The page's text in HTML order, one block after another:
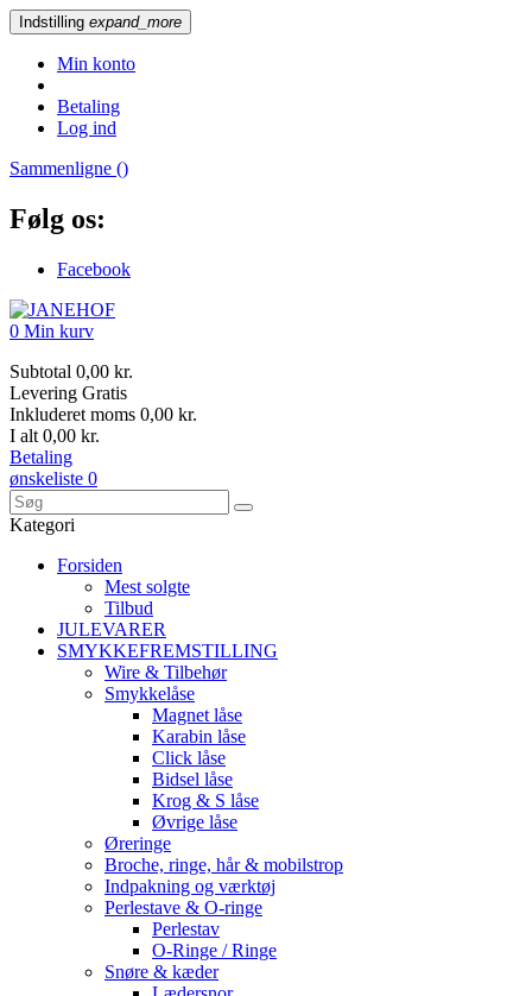
Indstilling expand_more
Min konto
Betaling
Log ind
Sammenligne ()
Følg os:
Facebook
0 Min kurv
Subtotal 0,00 kr.
Levering Gratis
Inkluderet moms 0,00 kr.
I alt 0,00 kr.
Betaling
ønskeliste 0
Kategori
Forsiden
Mest solgte
Tilbud
JULEVARER
SMYKKEFREMSTILLING
Wire & Tilbehør
Smykkelåse
Magnet låse
Karabin låse
Click låse
Bidsel låse
Krog & S låse
Øvrige låse
Øreringe
Broche, ringe, hår & mobilstrop
Indpakning og værktøj
Perlestave & O-ringe
Perlestav
O-Ringe / Ringe
Snøre & kæder